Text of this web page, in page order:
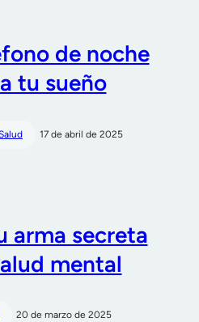
de noche
tu sueño
17 de abril de 2025
arma secreta
mental
20 de marzo de 2025